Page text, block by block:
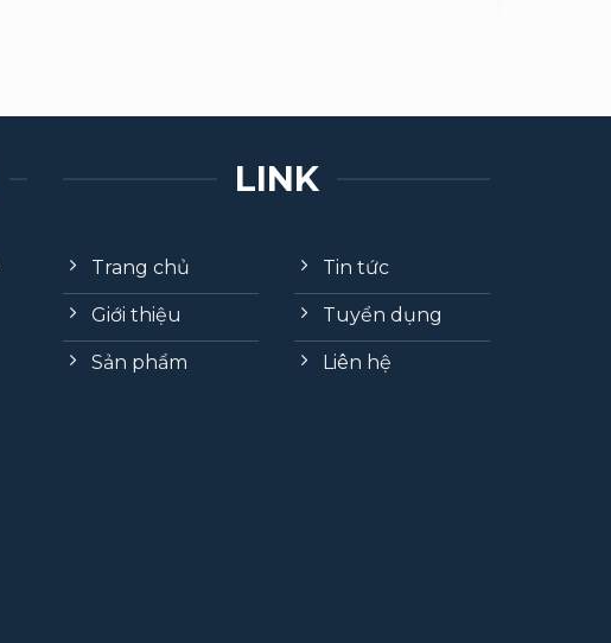
LINK
Trang chủ
Giới thiệu
Sản phẩm
Tin tức
Tuyển dụng
Liên hệ